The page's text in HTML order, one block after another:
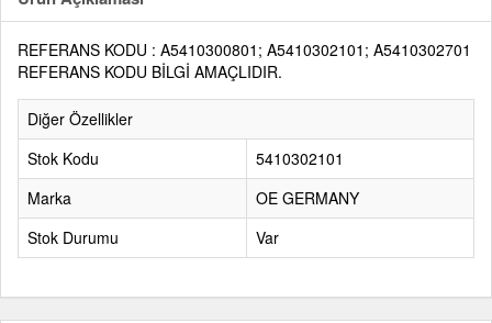
REFERANS KODU : A5410300801; A5410302101; A5410302701
REFERANS KODU BİLGİ AMAÇLIDIR.
Diğer Özellikler
Stok Kodu
5410302101
Marka
OE GERMANY
Stok Durumu
Var